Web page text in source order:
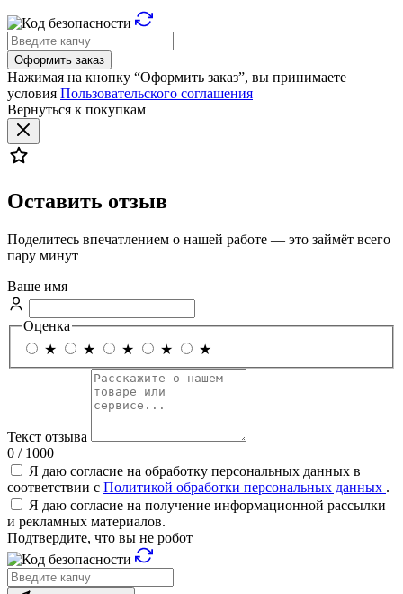
Оформить заказ
Нажимая на кнопку “Оформить заказ”, вы принимаете
условия Пользовательского соглашения
Вернуться к покупкам
Оставить отзыв
Поделитесь впечатлением о нашей работе — это займёт всего
пару минут
Ваше имя
Оценка
★
★ ★ ★ ★
Текст отзыва
0 / 1000
Я даю согласие на обработку персональных данных в
соответствии с Политикой обработки персональных данных .
Я даю согласие на получение информационной рассылки
и рекламных материалов.
Подтвердите, что вы не робот